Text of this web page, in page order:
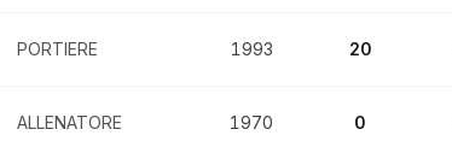
PORTIERE 1993 20
ALLENATORE 1970 0